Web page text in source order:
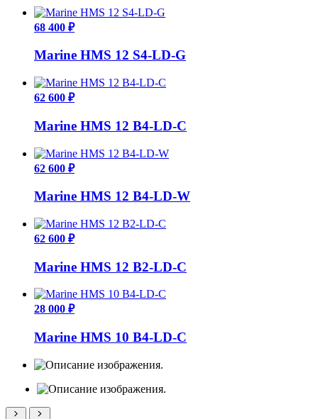
68 400 ₽
Marine HMS 12 S4-LD-G
62 600 ₽
Marine HMS 12 B4-LD-C
62 600 ₽
Marine HMS 12 B4-LD-W
62 600 ₽
Marine HMS 12 B2-LD-C
28 000 ₽
Marine HMS 10 B4-LD-C